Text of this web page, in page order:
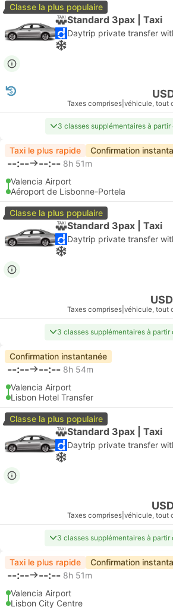
Classe la plus populaire
Standard 3pax | Taxi
Taxes comprises véhicule, tout
3 classes supplémentaires à partir
Taxi le plus rapide Confirmation
--:-- --:-- 8h 51m
Valencia Airport
Aéroport de Lisbonne-Portela
Classe la plus populaire
Standard 3pax | Taxi
Taxes comprises véhicule, tout
3 classes supplémentaires à partir
Confirmation instantanée
--:-- --:-- 8h 54m
Valencia Airport
Lisbon Hotel Transfer
Classe la plus populaire
Standard 3pax | Taxi
Taxes comprises véhicule, tout
3 classes supplémentaires à partir
Taxi le plus rapide Confirmation
--:-- --:-- 8h 51m
Valencia Airport
Lisbon City Centre